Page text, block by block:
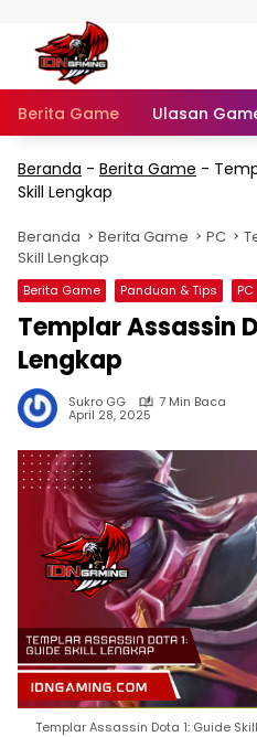
Berita Game Ulasan
Beranda - Berita Game -
Skill Lengkap
Beranda Berita Game PC
Skill Lengkap
Berita Game Panduan & Tips PC
Templar Assassin
Lengkap
Sukro GG 7 Min Baca
April 28, 2025
Templar Assassin Dota 1: Guide